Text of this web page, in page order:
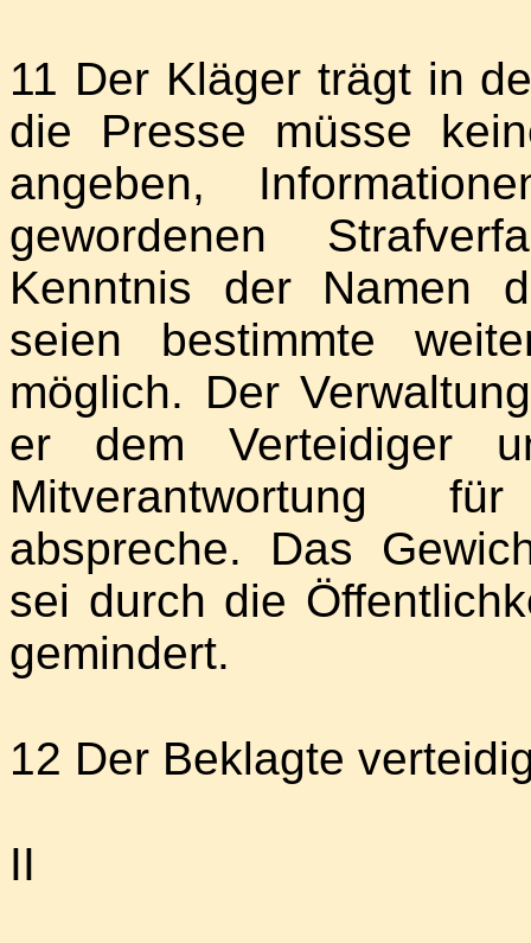
11 Der Kläger trägt in
die Presse müsse
angeben,
gewordenen
Kenntnis der Namen
seien bestimmte
möglich. Der
er dem Verteidiger
Mitverantwortung
abspreche. Das
sei durch die
gemindert.
12 Der Beklagte
II